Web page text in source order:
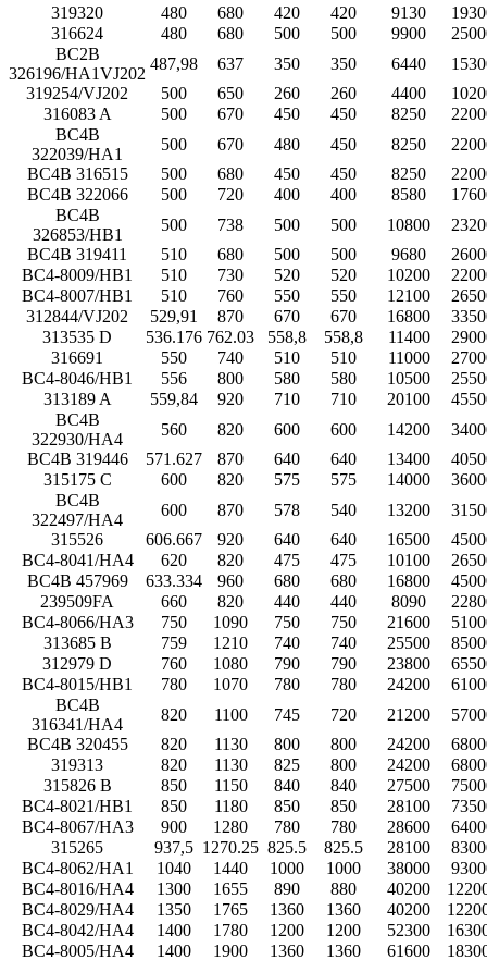
319320
480 680 420 420 9130
316624
480 680 500 500 9900
BC2B
326196/HA1VJ202
487,98 637 350 350 6440
319254/VJ202
500 650 260 260 4400
316083 A
500 670 450 450 8250
BC4B
322039/HA1
500 670 480 450 8250
BC4B 316515
500 680 450 450 8250
BC4B 322066
500 720 400 400 8580
BC4B
326853/HB1
500 738 500 500 10800
BC4B 319411
510 680 500 500 9680
BC4-8009/HB1
510 730 520 520 10200
BC4-8007/HB1
510 760 550 550 12100
312844/VJ202
529,91 870 670 670 16800
313535 D
536.176 762.03 558,8 558,8 11400
316691
550 740 510 510 11000
BC4-8046/HB1
556 800 580 580 10500
313189 A
559,84 920 710 710 20100
BC4B
322930/HA4
560 820 600 600 14200
BC4B 319446
571.627 870 640 640 13400
315175 C
600 820 575 575 14000
BC4B
322497/HA4
600 870 578 540 13200
315526
606.667 920 640 640 16500
BC4-8041/HA4
620 820 475 475 10100
BC4B 457969
633.334 960 680 680 16800
239509FA
660 820 440 440 8090
BC4-8066/HA3
750 1090 750 750 21600
313685 B
759 1210 740 740 25500
312979 D
760 1080 790 790 23800
BC4-8015/HB1
780 1070 780 780 24200
BC4B
316341/HA4
820 1100 745 720 21200
BC4B 320455
820 1130 800 800 24200
319313
820 1130 825 800 24200
315826 B
850 1150 840 840 27500
BC4-8021/HB1
850 1180 850 850 28100
BC4-8067/HA3
900 1280 780 780 28600
315265
937,5 1270.25 825.5 825.5 28100
BC4-8062/HA1
1040 1440 1000 1000 38000
BC4-8016/HA4
1300 1655 890 880 40200
BC4-8029/HA4
1350 1765 1360 1360 40200
BC4-8042/HA4
1400 1780 1200 1200 52300
BC4-8005/HA4
1400 1900 1360 1360 61600